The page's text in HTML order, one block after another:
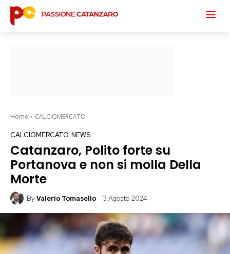
Home CALCIOMERCATO
CALCIOMERCATO NEWS
Catanzaro, Polito forte su
Portanova e non si molla Della
Morte
By Valerio Tomasello 3 Agosto 2024